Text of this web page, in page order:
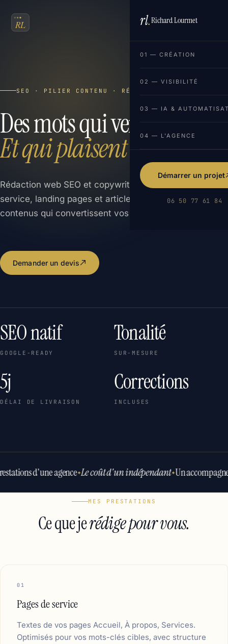
FR EN
rl.Richard Lourmet
01 — CRÉATION
02 — VISIBILITÉ
03 — IA &
04 — L'AGENCE
Démarrer un projet
06 50 77 61 84
SEO · PILIER CONTENU · RÉDACTION & COPYWRITING
Des mots qui vendent.
Et qui plaisent à Google.
Rédaction web SEO et copywriting pour vos pages de
service, landing pages et articles de blog. Des
contenus qui convertissent vos visiteurs en clients.
Demander un devis
SEO natif
GOOGLE-READY
Tonalité
SUR-MESURE
5j
DÉLAI DE LIVRAISON
Corrections
INCLUSES
d'une agence✦Le coût d'un indépendant✦Un
MES PRESTATIONS
Ce que jerédige pour vous.
01
Pages de service
Textes de vos pages Accueil, À propos, Services.
Optimisés pour vos mots-clés cibles, avec structure